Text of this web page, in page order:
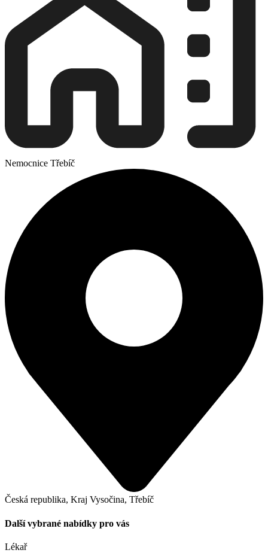
Nemocnice Třebíč
Česká republika, Kraj Vysočina, Třebíč
Další vybrané nabídky pro vás
Lékař